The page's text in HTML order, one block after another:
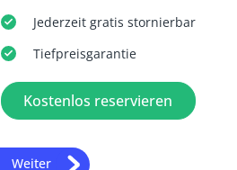
Jederzeit gratis stornierbar
Tiefpreisgarantie
Kostenlos reservieren
Weiter